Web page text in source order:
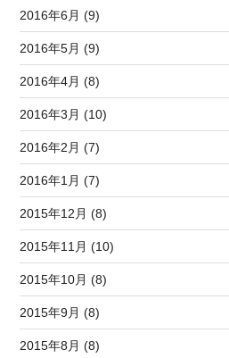
2016年6月 (9)
2016年5月 (9)
2016年4月 (8)
2016年3月 (10)
2016年2月 (7)
2016年1月 (7)
2015年12月 (8)
2015年11月 (10)
2015年10月 (8)
2015年9月 (8)
2015年8月 (8)